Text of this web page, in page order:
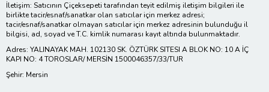
İletişim: Satıcının Çiçeksepeti tarafından teyit edilmiş iletişim bilgileri ile
birlikte tacir/esnaf/sanatkar olan satıcılar için merkez adresi;
tacir/esnaf/sanatkar olmayan satıcılar için merkez adresinin bulunduğu il
bilgisi, ad, soyad ve T.C. kimlik numarası kayıt altında bulunmaktadır.
Adres: YALINAYAK MAH. 102130 SK. ÖZTÜRK SITESI A BLOK NO: 10 A İÇ
KAPI NO: 4 TOROSLAR/ MERSİN 1500046357/33/TUR
Şehir: Mersin